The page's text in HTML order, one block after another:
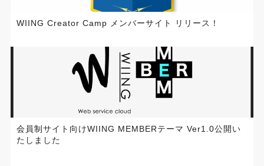
WIING Creator Camp メンバーサイト リリース！
会員制サイト向けWIING MEMBERテーマ Ver1.0公開い
たしました